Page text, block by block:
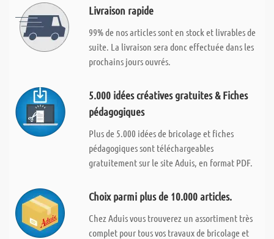
Livraison rapide
99% de nos articles sont en stock et livrables de
suite. La livraison sera donc effectuée dans les
prochains jours ouvrés.
5.000 idées créatives gratuites & Fiches
pédagogiques
Plus de 5.000 idées de bricolage et fiches
pédagogiques sont téléchargeables
gratuitement sur le site Aduis, en format PDF.
Choix parmi plus de 10.000 articles.
Chez Aduis vous trouverez un assortiment très
complet pour tous vos travaux de bricolage et